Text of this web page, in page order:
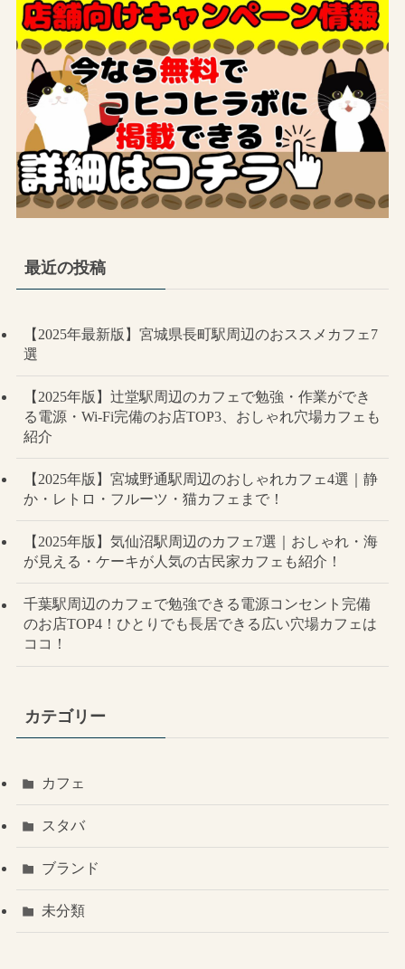
最近の投稿
【2025年最新版】宮城県長町駅周辺のおススメカフェ7
選
【2025年版】辻堂駅周辺のカフェで勉強・作業ができ
る電源・Wi-Fi完備のお店TOP3、おしゃれ穴場カフェも
紹介
【2025年版】宮城野通駅周辺のおしゃれカフェ4選｜静
か・レトロ・フルーツ・猫カフェまで！
【2025年版】気仙沼駅周辺のカフェ7選｜おしゃれ・海
が見える・ケーキが人気の古民家カフェも紹介！
千葉駅周辺のカフェで勉強できる電源コンセント完備
のお店TOP4！ひとりでも長居できる広い穴場カフェは
ココ！
カテゴリー
カフェ
スタバ
ブランド
未分類